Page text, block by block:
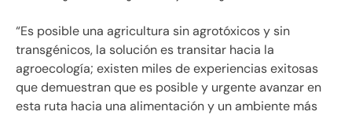
“Es posible una agricultura sin agrotóxicos y sin
transgénicos, la solución es transitar hacia la
agroecología; existen miles de experiencias exitosas
que demuestran que es posible y urgente avanzar en
esta ruta hacia una alimentación y un ambiente más